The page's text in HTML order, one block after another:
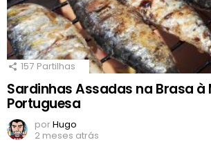
157 Partilhas
Sardinhas Assadas na Brasa à
Portuguesa
porHugo
2 meses atrás